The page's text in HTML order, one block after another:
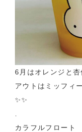
6月はオレンジと
アウトはミッフィ
✨✨
カラフルフロート